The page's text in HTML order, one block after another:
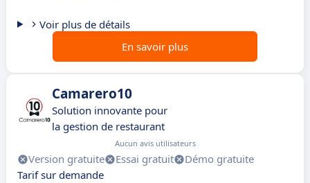
Voir plus de détails
En savoir plus
Camarero10
Solution innovante pour
la gestion de restaurant
Aucun avis utilisateurs
Version gratuite Essai gratuit
Démo gratuite
Tarif sur demande